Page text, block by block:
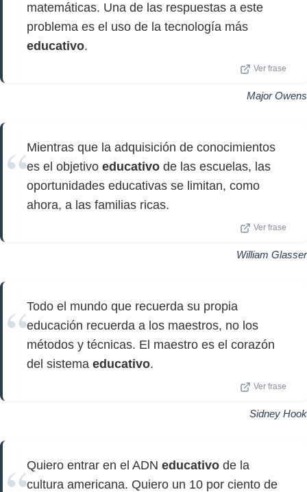
matemáticas. Una de las respuestas a este
problema es el uso de la tecnología más
educativo.
Ver frase
Major Owens
Mientras que la adquisición de conocimientos
es el objetivo educativo de las escuelas, las
oportunidades educativas se limitan, como
ahora, a las familias ricas.
Ver frase
William Glasser
Todo el mundo que recuerda su propia
educación recuerda a los maestros, no los
métodos y técnicas. El maestro es el corazón
del sistema educativo.
Ver frase
Sidney Hook
Quiero entrar en el ADN educativo de la
cultura americana. Quiero un 10 por ciento de